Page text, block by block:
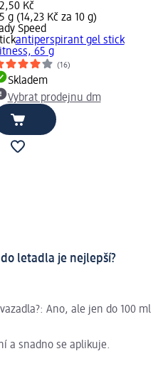
Kč
g (14,23 Kč za 10 g)
Speed
antiperspirant gel stick
65 g
(16)
Skladem
Vybrat prodejnu dm
letadla je nejlepší?
Ano, ale jen do 100 ml
a snadno se aplikuje.